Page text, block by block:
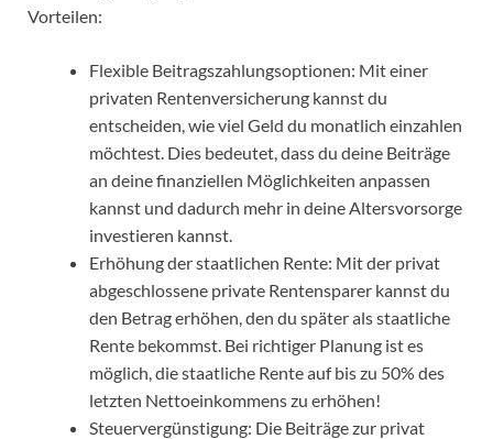
Vorteilen:
Flexible Beitragszahlungsoptionen: Mit einer
privaten Rentenversicherung kannst du
entscheiden, wie viel Geld du monatlich einzahlen
möchtest. Dies bedeutet, dass du deine Beiträge
an deine finanziellen Möglichkeiten anpassen
kannst und dadurch mehr in deine Altersvorsorge
investieren kannst.
Erhöhung der staatlichen Rente: Mit der privat
abgeschlossene private Rentensparer kannst du
den Betrag erhöhen, den du später als staatliche
Rente bekommst. Bei richtiger Planung ist es
möglich, die staatliche Rente auf bis zu 50% des
letzten Nettoeinkommens zu erhöhen!
Steuervergünstigung: Die Beiträge zur privat